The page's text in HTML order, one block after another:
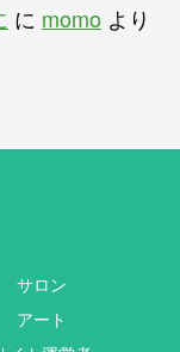
に momo より
サロン
アート